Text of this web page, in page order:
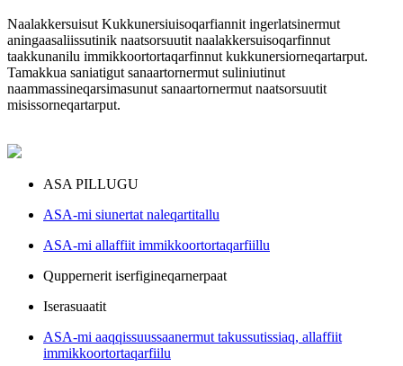
Naalakkersuisut Kukkunersiuisoqarfiannit ingerlatsinermut
aningaasaliissutinik naatsorsuutit naalakkersuisoqarfinnut
taakkunanilu immikkoortortaqarfinnut kukkunersiorneqartarput.
Tamakkua saniatigut sanaartornermut suliniutinut
naammassineqarsimasunut sanaartornermut naatsorsuutit
misissorneqartarput.
ASA PILLUGU
ASA-mi siunertat naleqartitallu
ASA-mi allaffiit immikkoortortaqarfiillu
Quppernerit iserfigineqarnerpaat
Iserasuaatit
ASA-mi aaqqissuussaanermut takussutissiaq, allaffiit
immikkoortortaqarfiilu